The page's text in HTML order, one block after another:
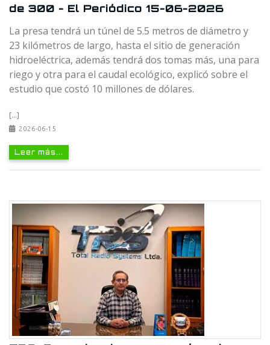
de 300 - El Periódico 15-06-2026
La presa tendrá un túnel de 5.5 metros de diámetro y
23 kilómetros de largo, hasta el sitio de generación
hidroeléctrica, además tendrá dos tomas más, una para
riego y otra para el caudal ecológico, explicó sobre el
estudio que costó 10 millones de dólares.
[...]
2026-06-15
Leer más...